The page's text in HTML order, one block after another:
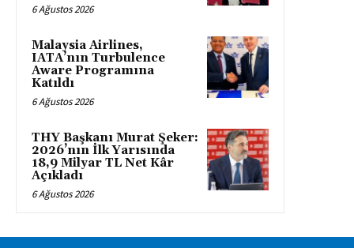
6 Ağustos 2026
Malaysia Airlines,
IATA’nın Turbulence
Aware Programına
Katıldı
6 Ağustos 2026
THY Başkanı Murat Şeker:
2026’nın İlk Yarısında
18,9 Milyar TL Net Kâr
Açıkladı
6 Ağustos 2026